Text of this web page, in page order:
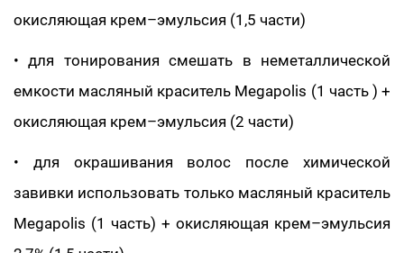
окисляющая крем–эмульсия (1,5 части)
• для тонирования смешать в неметаллической
емкости масляный краситель Megapolis (1 часть ) +
окисляющая крем–эмульсия (2 части)
• для окрашивания волос после химической
завивки использовать только масляный краситель
Megapolis (1 часть) + окисляющая крем–эмульсия